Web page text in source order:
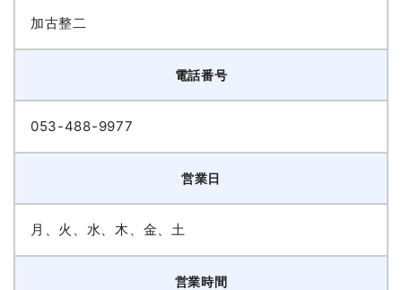
加古整二
電話番号
053-488-9977
営業日
月、火、水、木、金、土
営業時間